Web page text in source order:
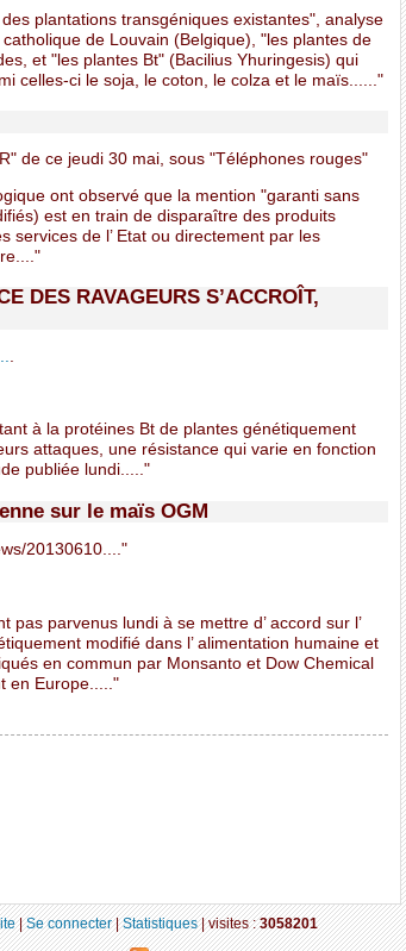
plantations transgéniques existantes", analyse
de Louvain (Belgique), "les plantes de
et "les plantes Bt" (Bacilius Yhuringesis) qui
celles-ci le soja, le coton, le colza et le maïs......"
de ce jeudi 30 mai, sous "Téléphones rouges"
ont observé que la mention "garanti sans
est en train de disparaître des produits
services de l’ Etat ou directement par les
DES RAVAGEURS S’ACCROÎT,
à la protéines Bt de plantes génétiquement
attaques, une résistance qui varie en fonction
publiée lundi....."
sur le maïs OGM
20130610...."
pas parvenus lundi à se mettre d’ accord sur l’
modifié dans l’ alimentation humaine et
en commun par Monsanto et Dow Chemical
en Europe....."
|Se connecter|Statistiques|visites :3058201